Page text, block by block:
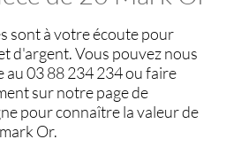
sont à votre écoute pour
d'argent. Vous pouvez nous
03 88 234 234 ou faire
sur notre page de
pour connaître lavaleur de
Or.